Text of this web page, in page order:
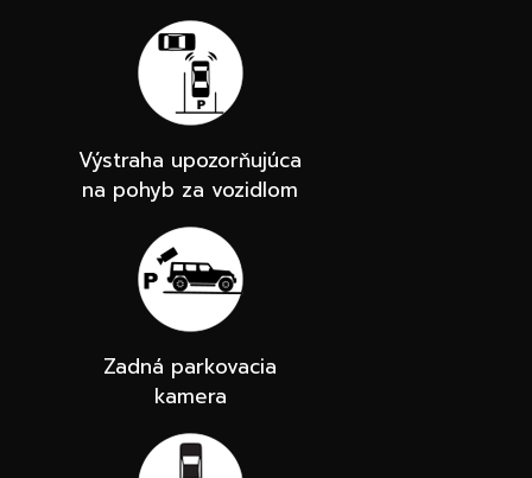
Výstraha upozorňujúca
na pohyb za vozidlom
Zadná parkovacia
kamera